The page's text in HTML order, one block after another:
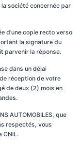
société concernée par
d’une copie recto verso
la signature du
parvenir la réponse.
dans un délai
réception de votre
de deux (2) mois en
AUTOMOBILES, que
respectés, vous
CNIL.